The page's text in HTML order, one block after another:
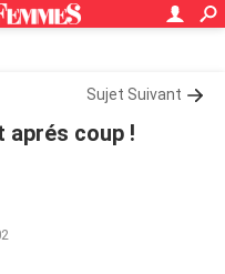
Sujet Suivant
aprés coup !